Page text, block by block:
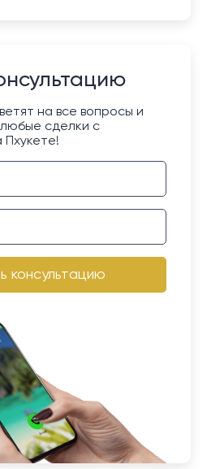
на все вопросы и
сделки с
консультацию